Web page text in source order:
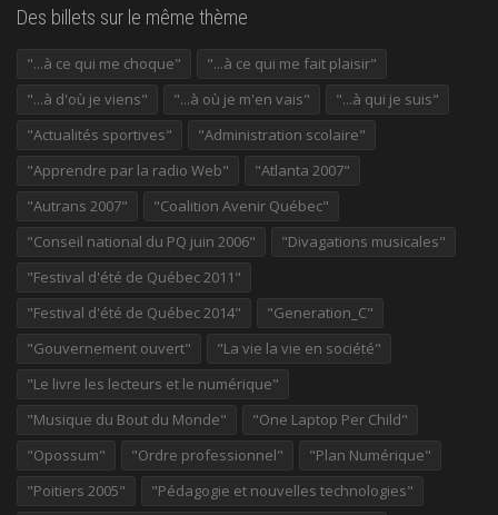
Des billets sur le même thème
"...à ce qui me choque"
"...à ce qui me fait plaisir"
"...à d'où je viens"
"...à où je m'en vais"
"...à qui je suis"
"Actualités sportives"
"Administration scolaire"
"Apprendre par la radio Web"
"Atlanta 2007"
"Autrans 2007"
"Coalition Avenir Québec"
"Conseil national du PQ juin 2006"
"Divagations musicales"
"Festival d'été de Québec 2011"
"Festival d'été de Québec 2014"
"Generation_C"
"Gouvernement ouvert"
"La vie la vie en société"
"Le livre les lecteurs et le numérique"
"Musique du Bout du Monde"
"One Laptop Per Child"
"Opossum"
"Ordre professionnel"
"Plan Numérique"
"Poitiers 2005"
"Pédagogie et nouvelles technologies"